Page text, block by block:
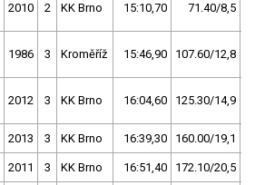
2010 2 KK Brno 15:10,70 71.40/8,5
1986 3 Kroměříž 15:46,90 107.60/12,8
2012 3 KK Brno 16:04,60 125.30/14,9
2013 3 KK Brno 16:39,30 160.00/19,1
2011 3 KK Brno 16:51,40 172.10/20,5